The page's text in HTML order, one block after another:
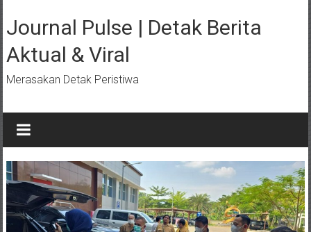
konten
Journal Pulse | Detak Berita
Aktual & Viral
Merasakan Detak Peristiwa